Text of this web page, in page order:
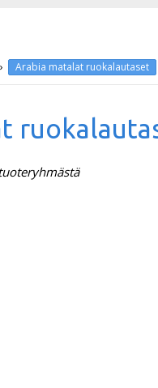
Arabia matalat ruokalautaset